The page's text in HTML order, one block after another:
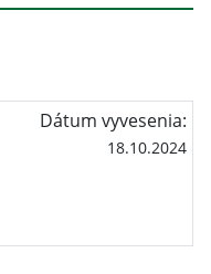
Dátum vyvesenia:
18.10.2024